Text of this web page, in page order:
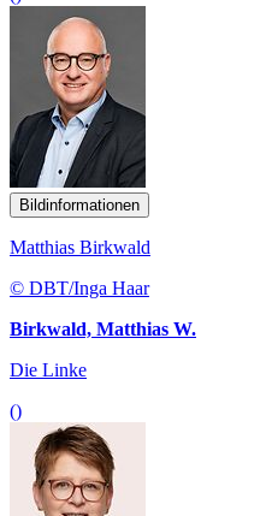
Bildinformationen
Matthias Birkwald
© DBT/Inga Haar
Birkwald, Matthias W.
Die Linke
()